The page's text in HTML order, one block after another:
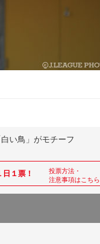
い鳥」がモチーフ
１票！
投票方法・
注意事項はこちら